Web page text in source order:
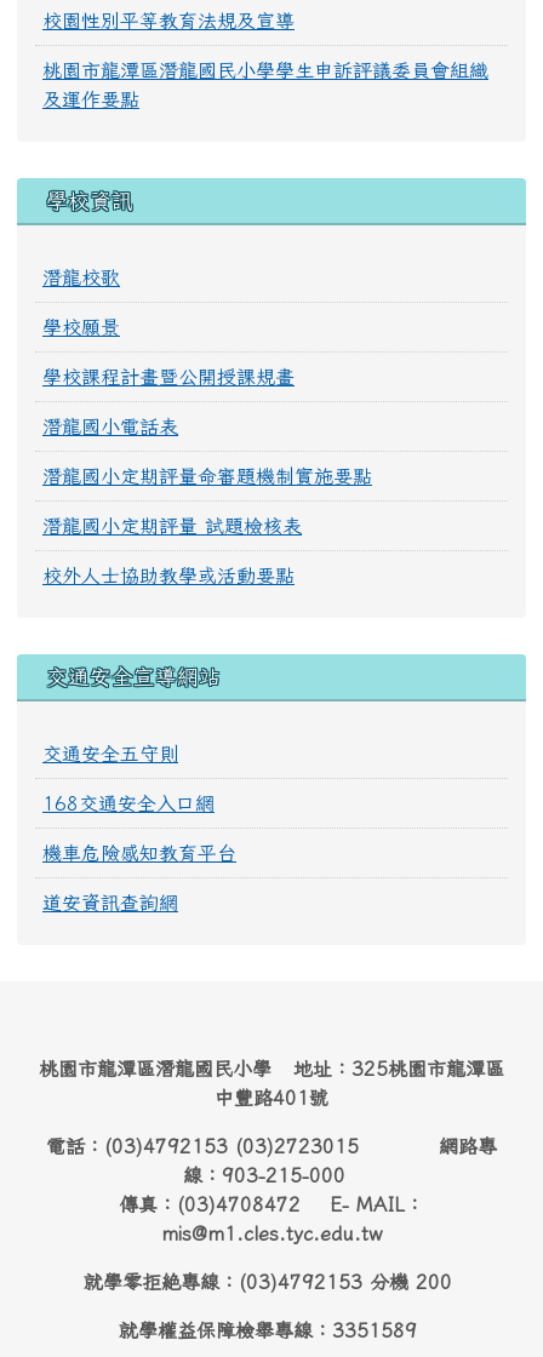
校園性別平等教育法規及宣導
桃園市龍潭區潛龍國民小學學生申訴評議委員會組織
及運作要點
學校資訊
潛龍校歌
學校願景
學校課程計畫暨公開授課規畫
潛龍國小電話表
潛龍國小定期評量命審題機制實施要點
潛龍國小定期評量 試題檢核表
校外人士協助教學或活動要點
交通安全宣導網站
交通安全五守則
168交通安全入口網
機車危險感知教育平台
道安資訊查詢網
桃園市龍潭區潛龍國民小學 地址：325桃園市龍潭區
中豐路401號
電話：(03)4792153 (03)2723015 網路專
線：903-215-000
傳真：(03)4708472 E- MAIL：
mis@m1.cles.tyc.edu.tw
就學零拒絶專線：(03)4792153 分機 200
就學權益保障檢舉專線：3351589